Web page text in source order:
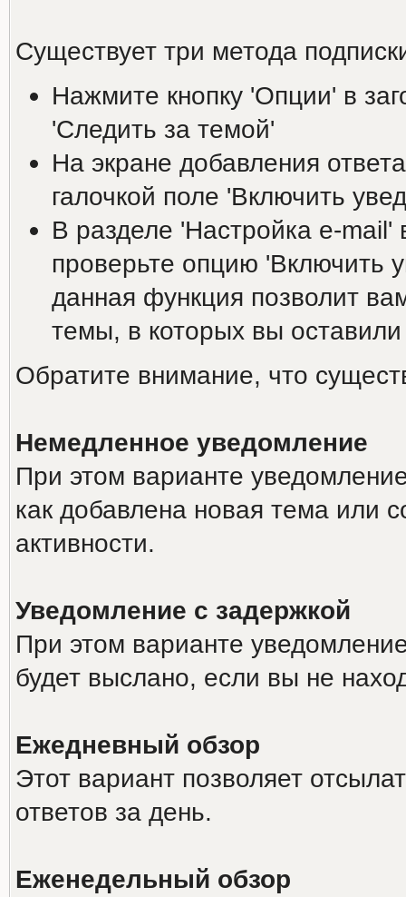
Существует три метода
Нажмите кнопку 'Опции' в
'Следить за темой'
На экране добавления
галочкой поле 'Включить
В разделе 'Настройка е-
проверьте опцию 'Включить
данная функция позволит
темы, в которых вы оставили
Обратите внимание, что
Немедленное уведомление
При этом варианте
как добавлена новая тема или
активности.
Уведомление с задержкой
При этом варианте
будет выслано, если вы не
Ежедневный обзор
Этот вариант позволяет
ответов за день.
Еженедельный обзор